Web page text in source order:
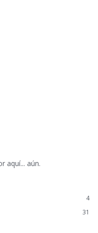
aquí... aún.
4
31